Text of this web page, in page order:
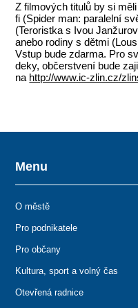
Z filmových titulů by si
fi (Spider man: paralelní
(Teroristka s Ivou
anebo rodiny s dětmi
Vstup bude zdarma. Pro
deky, občerstvení bude
na http://www.ic-zlin.cz/
Menu
O městě
Pro podnikatele
Pro občany
Kultura, sport a volný čas
Otevřená radnice